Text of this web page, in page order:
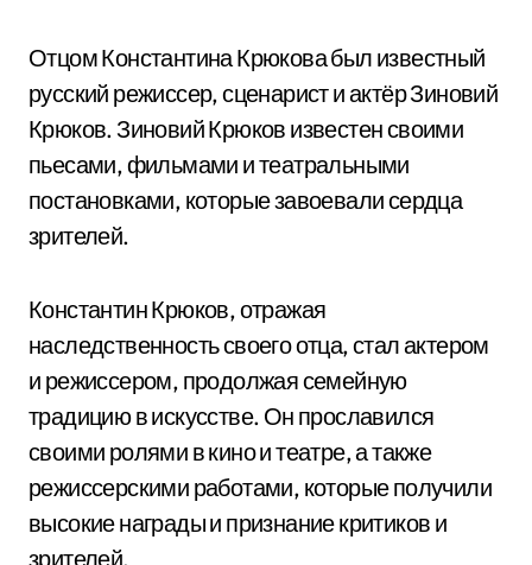
Отцом Константина Крюкова был известный
русский режиссер, сценарист и актёр Зиновий
Крюков. Зиновий Крюков известен своими
пьесами, фильмами и театральными
постановками, которые завоевали сердца
зрителей.
Константин Крюков, отражая
наследственность своего отца, стал актером
и режиссером, продолжая семейную
традицию в искусстве. Он прославился
своими ролями в кино и театре, а также
режиссерскими работами, которые получили
высокие награды и признание критиков и
зрителей.